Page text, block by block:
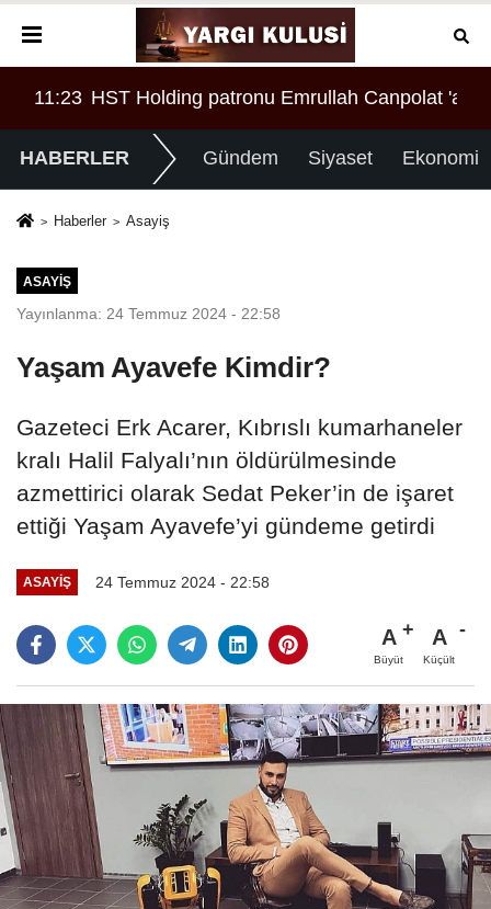
'a örgüt liderliğinden iddianame hazırlandı.. Tüm
08:28 Tasarruf finansman şirketlerine sınırlama
HABERLER Gündem Siyaset Ekonomi
Haberler Asayiş
ASAYIŞ
Yayınlanma: 24 Temmuz 2024 - 22:58
Yaşam Ayavefe Kimdir?
Gazeteci Erk Acarer, Kıbrıslı kumarhaneler
kralı Halil Falyalı’nın öldürülmesinde
azmettirici olarak Sedat Peker’in de işaret
ettiği Yaşam Ayavefe’yi gündeme getirdi
ASAYIŞ 24 Temmuz 2024 - 22:58
A
Büyüt
A
Küçült